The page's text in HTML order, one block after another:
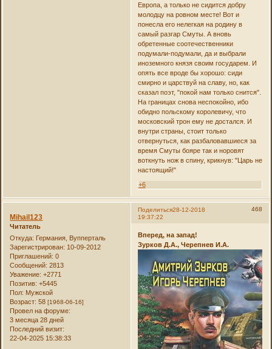
Европа, а только не сидится добру
молодцу на ровном месте! Вот и
понесла его нелегкая на родину в
самый разгар Смуты. А вновь
обретенные соотечественники
подумали-подумали, да и выбрали
иноземного князя своим государем. И
опять все вроде бы хорошо: сиди
смирно и царствуй на славу, но, как
сказал поэт, "покой нам только снится".
На границах снова неспокойно, ибо
обидно польскому королевичу, что
московский трон ему не достался. И
внутри страны, стоит только
отвернуться, как разбаловавшиеся за
время Смуты бояре так и норовят
воткнуть нож в спину, крикнув: "Царь не
настоящий!"
+6
Поделиться 468
28-12-2018
19:37:22
Mihail123
Читатель
Откуда: Германия, Вупперталь
Зарегистрирован: 10-09-2012
Приглашений: 0
Сообщений: 2813
Уважение: +2771
Позитив: +5445
Пол: Мужской
Возраст: 58[1968-06-16]
Провел на форуме:
3 месяца 28 дней
Последний визит:
22-04-2025 15:38:33
Вперед, на запад!
Зурков Д.А., Черепнев И.А.